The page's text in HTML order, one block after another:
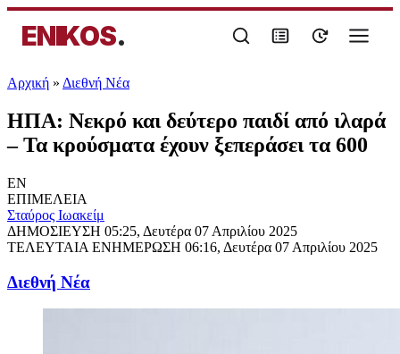
ENIKOS.
Αρχική » Διεθνή Νέα
ΗΠΑ: Νεκρό και δεύτερο παιδί από ιλαρά
– Τα κρούσματα έχουν ξεπεράσει τα 600
EN
ΕΠΙΜΕΛΕΙΑ
Σταύρος Ιωακείμ
ΔΗΜΟΣΙΕΥΣΗ 05:25, Δευτέρα 07 Απριλίου 2025
ΤΕΛΕΥΤΑΙΑ ΕΝΗΜΕΡΩΣΗ 06:16, Δευτέρα 07 Απριλίου 2025
Διεθνή Νέα